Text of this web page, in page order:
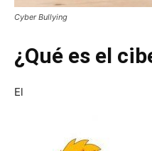
Cyber Bullying
¿Qué es el
El